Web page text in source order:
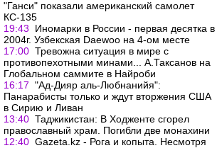
"Ганси" показали американский самолет
КС-135
19:43
Иномарки в России - первая десятка в
2004г. Узбекская Daewoo на 4-ом месте
17:00 Тревожна ситуация в мире с
противопехотными минами... А.Таксанов на
Глобальном саммите в Найроби
16:17 "Ад-Дияр аль-Любнанийя":
Панарабисты только и ждут вторжения США
в Сирию и Ливан
13:40 Таджикистан: В Ходженте сгорел
православный храм. Погибли две монахини
12:40 Gazeta.kz - Рога и копыта. Несмотря